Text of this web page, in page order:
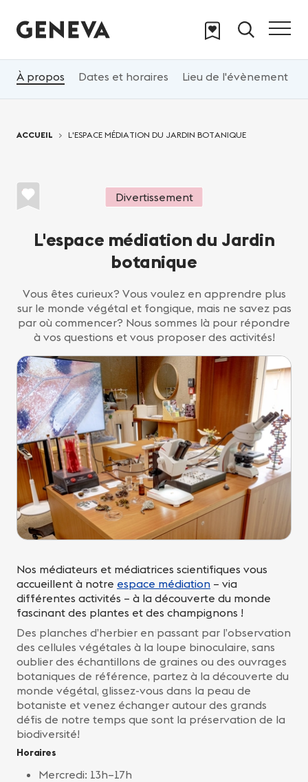
À propos Dates et horaires Lieu de l'évènement
ACCUEIL L'ESPACE MÉDIATION DU JARDIN BOTANIQUE
Divertissement
L'espace médiation du Jardin
botanique
Vous êtes curieux? Vous voulez en apprendre plus
sur le monde végétal et fongique, mais ne savez pas
par où commencer? Nous sommes là pour répondre
à vos questions et vous proposer des activités!
Nos médiateurs et médiatrices scientifiques vous
accueillent à notre espace médiation – via
différentes activités – à la découverte du monde
fascinant des plantes et des champignons !
Des planches d’herbier en passant par l’observation
des cellules végétales à la loupe binoculaire, sans
oublier des échantillons de graines ou des ouvrages
botaniques de référence, partez à la découverte du
monde végétal, glissez-vous dans la peau de
botaniste et venez échanger autour des grands
défis de notre temps que sont la préservation de la
biodiversité!
Horaires
Mercredi: 13h–17h